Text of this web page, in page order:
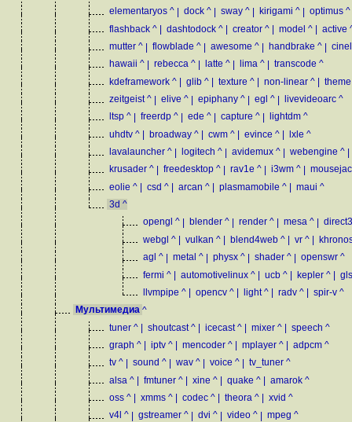
elementaryos ^ | dock ^ | sway ^ | kirigami ^ | optimus ^
flashback ^ | dashtodock ^ | creator ^ | model ^ | active
mutter ^ | flowblade ^ | awesome ^ | handbrake ^ |
hawaii ^ | rebecca ^ | latte ^ | lima ^ | transcode ^
kdeframework ^ | glib ^ | texture ^ | non-linear ^ | theme
zeitgeist ^ | elive ^ | epiphany ^ | egl ^ | livevideoarc ^
ltsp ^ | freerdp ^ | ede ^ | capture ^ | lightdm ^
uhdtv ^ | broadway ^ | cwm ^ | evince ^ | lxle ^
lavalauncher ^ | logitech ^ | avidemux ^ | webengine ^ |
krusader ^ | freedesktop ^ | rav1e ^ | i3wm ^ |
eolie ^ | csd ^ | arcan ^ | plasmamobile ^ | maui ^
3d ^
opengl ^ | blender ^ | render ^ | mesa ^ |
webgl ^ | vulkan ^ | blend4web ^ | vr ^ |
agl ^ | metal ^ | physx ^ | shader ^ | openswr ^
fermi ^ | automotivelinux ^ | ucb ^ | kepler ^ |
llvmpipe ^ | opencv ^ | light ^ | radv ^ | spir-v ^
Мультимедиа ^
tuner ^ | shoutcast ^ | icecast ^ | mixer ^ | speech ^
graph ^ | iptv ^ | mencoder ^ | mplayer ^ | adpcm ^
tv ^ | sound ^ | wav ^ | voice ^ | tv_tuner ^
alsa ^ | fmtuner ^ | xine ^ | quake ^ | amarok ^
oss ^ xmms ^ codec ^ theora ^ xvid ^
v4l ^ | gstreamer ^ | dvi ^ | video ^ | mpeg ^